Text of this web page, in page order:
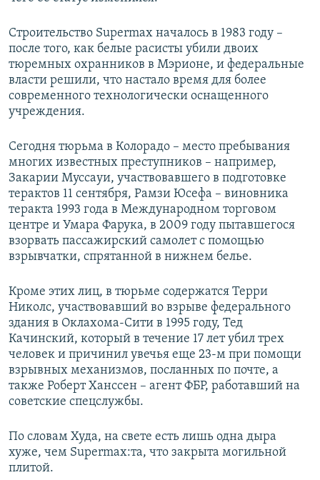
Строительство Supermax началось в 1983 году –
после того, как белые расисты убили двоих
тюремных охранников в Мэрионе, и федеральные
власти решили, что настало время для более
современного технологически оснащенного
учреждения.
Сегодня тюрьма в Колорадо – место пребывания
многих известных преступников – например,
Закарии Муссауи, участвовавшего в подготовке
терактов 11 сентября, Рамзи Юсефа – виновника
теракта 1993 года в Международном торговом
центре и Умара Фарука, в 2009 году пытавшегося
взорвать пассажирский самолет с помощью
взрывчатки, спрятанной в нижнем белье.
Кроме этих лиц, в тюрьме содержатся Терри
Николс, участвовавший во взрыве федерального
здания в Оклахома-Сити в 1995 году, Тед
Качинский, который в течение 17 лет убил трех
человек и причинил увечья еще 23-м при помощи
взрывных механизмов, посланных по почте, а
также Роберт Ханссен – агент ФБР, работавший на
советские спецслужбы.
По словам Худа, на свете есть лишь одна дыра
хуже, чем Supermax:та, что закрыта могильной
плитой.